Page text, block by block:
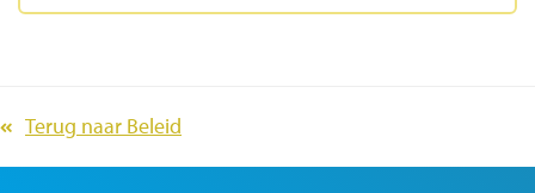
Terug naar Beleid